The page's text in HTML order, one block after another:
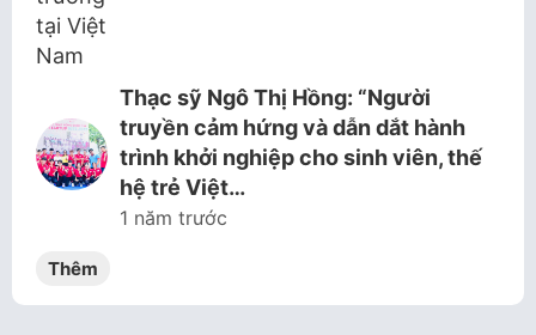
Thạc sỹ Ngô Thị Hồng: “Người
truyền cảm hứng và dẫn dắt hành
trình khởi nghiệp cho sinh viên, thế
hệ trẻ Việt…
1 năm trước
Thêm